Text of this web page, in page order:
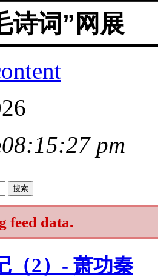
诗词”网展
08:15:27 pm
feed data.
（2）- 萧功秦